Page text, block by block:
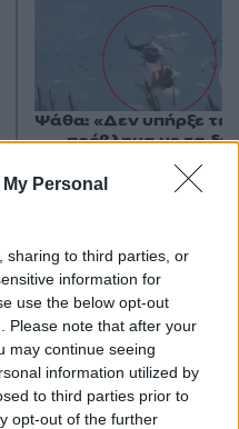
Personal
sharing to third parties, or
information for
use the below opt-out
Please note that after your
may continue seeing
information utilized by
to third parties prior to
opt-out of the further
12:34 13/06/26
το έγκυρο CNN για τα
της χώρας τους!!!!!!
Ψάθα: «Δεν υπήρξε
πρόβλημα με τα
ελικόπτερα»
Βρετανός χειριστής